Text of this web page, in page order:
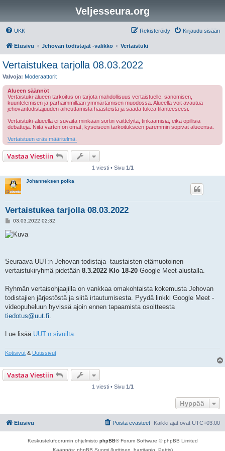
Veljesseura.org
UKK Kirjaudu sisään
Rekisteröidy
Etusivu Jehovan todistajat -valikko Vertaistuki
Vertaistukea tarjolla 08.03.2022
Valvoja: Moderaattorit
Alueen säännöt
Vertaistuki-alueen tarkoitus on tarjota mahdollisuus vertaistuelle, sanomisen,
kuuntelemisen ja parhaimmillaan ymmärtämisen muodossa. Alueella voit avautua
jehovantodistajuuden aiheuttamista haasteista ja saada tukea tilanteeseesi.
Vertaistuki-alueella ei suvaita minkään sortin väittelyitä, tinkaamisia, eikä opillisia
debatteja. Niitä varten on omat, kyseiseen tarkoitukseen paremmin sopivat alueensa.
Vertaistuen eräs määritelmä.
Vastaa Viestiin
1 viesti • Sivu 1/1
Johanneksen poika
Vertaistukea tarjolla 08.03.2022
V
e
s
03.03.2022 02:32
Seuraava UUT:n Jehovan todistaja -taustaisten etämuotoinen
vertaistukiryhmä pidetään 8.3.2022 Klo 18-20 Google Meet-alustalla.
Ryhmän vertaisohjaajilla on vankkaa omakohtaista kokemusta Jehovan
todistajien järjestöstä ja siitä irtautumisesta. Pyydä linkki Google Meet -
videopuheluun hyvissä ajoin ennen tapaamista osoitteesta
tiedotus@uut.fi
Lue lisää UUT:n sivuilta
Kotisivut & Uutissivut
Vastaa Viestiin
1 viesti • Sivu 1 /1
Hyppää
Etusivu Kaikki ajat ovat UTC+03:00
Poista evästeet
Keskustelufoorumin ohjelmisto phpBB® Forum Software © phpBB Limited